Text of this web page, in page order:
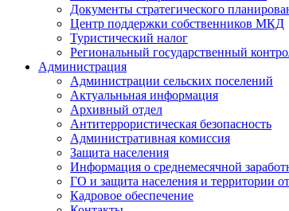
Документы стратегического
Центр поддержки собственников МКД
Туристический налог
Региональный государственный
Администрация
Администрации сельских поселений
Актуальньная информация
Архивный отдел
Антитеррористическая безопасность
Административная комиссия
Защита населения
Информация о среднемесячной
ГО и защита населения и территории
Кадровое обеспечение